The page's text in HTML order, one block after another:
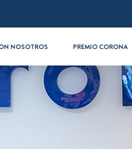
NOSOTROS PREMIO CORONA